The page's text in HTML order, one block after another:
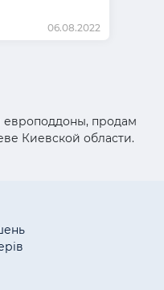
06.08.2022
продам
Киевской области.